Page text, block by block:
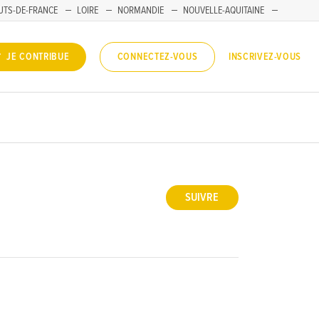
DE-FRANCE LOIRE NORMANDIE
NOUVELLE-AQUITAINE
JE CONTRIBUE CONNECTEZ-VOUS INSCRIVEZ-VOUS
SUIVRE